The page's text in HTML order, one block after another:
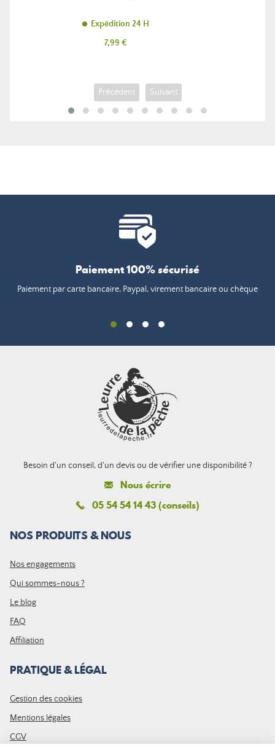
Expédition 24 H
Prix
7,99 €
Précédent Suivant
Paiement 100% sécurisé
Paiement par carte bancaire, Paypal, virement bancaire ou chèque
Besoin d'un conseil, d'un devis ou de vérifier une disponibilité ?
Nous écrire
05 54 54 14 43 (conseils)
NOS PRODUITS & NOUS
Nos engagements
Qui sommes-nous ?
Le blog
FAQ
Affiliation
PRATIQUE & LÉGAL
Gestion des cookies
Mentions légales
CGV